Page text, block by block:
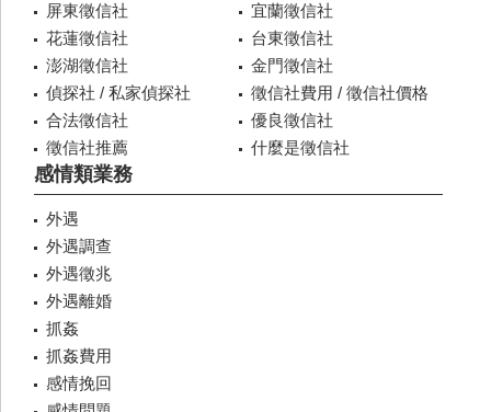
屏東徵信社
宜蘭徵信社
花蓮徵信社
台東徵信社
澎湖徵信社
金門徵信社
偵探社 / 私家偵探社
徵信社費用 / 徵信社價格
合法徵信社
優良徵信社
徵信社推薦
什麼是徵信社
感情類業務
外遇
外遇調查
外遇徵兆
外遇離婚
抓姦
抓姦費用
感情挽回